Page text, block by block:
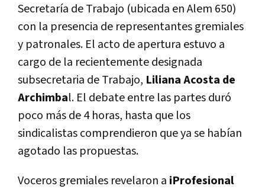
Secretaría de Trabajo (ubicada en Alem 650)
con la presencia de representantes gremiales
y patronales. El acto de apertura estuvo a
cargo de la recientemente designada
subsecretaria de Trabajo, Liliana Acosta de
Archimbal. El debate entre las partes duró
poco más de 4 horas, hasta que los
sindicalistas comprendieron que ya se habían
agotado las propuestas.
Voceros gremiales revelaron a iProfesional